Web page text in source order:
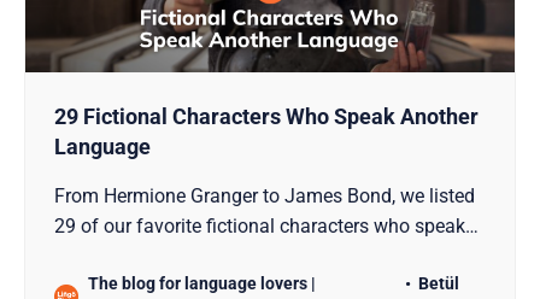
29 Fictional Characters Who Speak Another
Language
From Hermione Granger to James Bond, we listed
29 of our favorite fictional characters who speak
The blog for language lovers |
Betül